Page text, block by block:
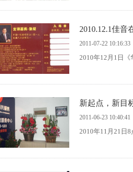
2010.12.1佳
2011-07-22 10:16:33
2010年12月1日
新起点，新目
2011-06-23 10:40:41